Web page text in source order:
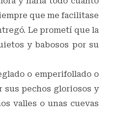
que me facilitase
Le prometí que la
y babosos por su
o emperifollado o
sus pechos gloriosos y
valles o unas cuevas